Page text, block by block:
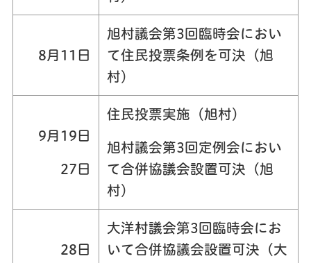
8月11日
旭村議会第3回臨時会におい
て住民投票条例を可決（旭
村）
9月19日
27日
住民投票実施（旭村）
旭村議会第3回定例会におい
て合併協議会設置可決（旭
村）
28日
大洋村議会第3回臨時会にお
いて合併協議会設置可決（大